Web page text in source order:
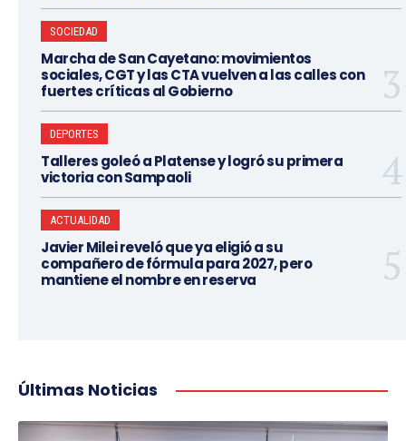
SOCIEDAD
Marcha de San Cayetano: movimientos
sociales, CGT y las CTA vuelven a las calles con
fuertes críticas al Gobierno
DEPORTES
Talleres goleó a Platense y logró su primera
victoria con Sampaoli
ACTUALIDAD
Javier Milei reveló que ya eligió a su
compañero de fórmula para 2027, pero
mantiene el nombre en reserva
Últimas Noticias